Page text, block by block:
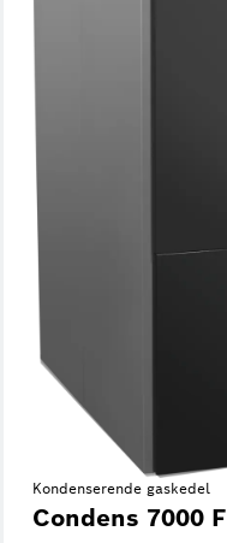
Kondenserende gaskedel
Condens 7000 F